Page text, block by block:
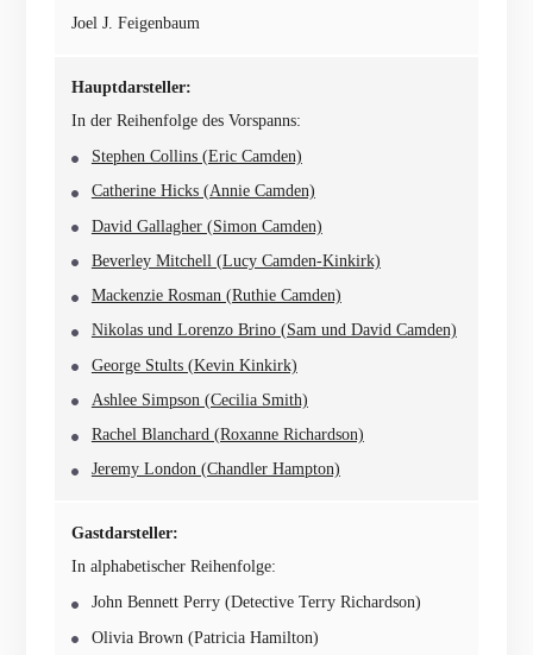
Joel J. Feigenbaum
Hauptdarsteller:
In der Reihenfolge des Vorspanns:
Stephen Collins (Eric Camden)
Catherine Hicks (Annie Camden)
David Gallagher (Simon Camden)
Beverley Mitchell (Lucy Camden-Kinkirk)
Mackenzie Rosman (Ruthie Camden)
Nikolas und Lorenzo Brino (Sam und David Camden)
George Stults (Kevin Kinkirk)
Ashlee Simpson (Cecilia Smith)
Rachel Blanchard (Roxanne Richardson)
Jeremy London (Chandler Hampton)
Gastdarsteller:
In alphabetischer Reihenfolge:
John Bennett Perry (Detective Terry Richardson)
Olivia Brown (Patricia Hamilton)